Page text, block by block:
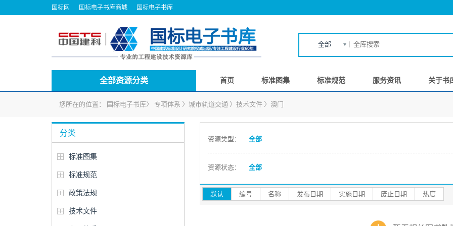
国标网 国标电子书库商城 国标电子书库
全部
全部资源分类 首页 标准图集 标准规范 服务资讯 关于书
您所在的位置： 国标电子书库〉 专项体系 〉 城市轨道交通 〉 技术文件 〉 澳门
分类
标准图集
标准规范
政策法规
技术文件
资源类型： 全部
资源状态： 全部
默认 编号 名称 发布日期 实施日期 废止日期 热度